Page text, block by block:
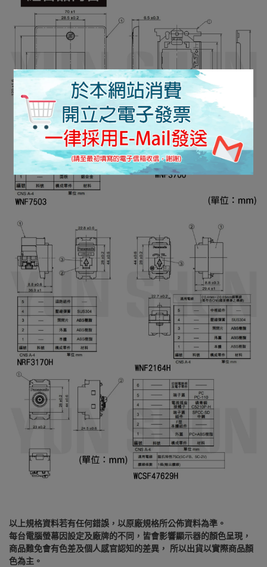
以上規格資料若有任何錯誤，以原廠規格所公佈資料為準。
每台電腦螢幕因設定及廠牌的不同，皆會影響顯示器的顏色呈現，
商品難免會有色差及個人感官認知的差異， 所以出貨以實際商品顏
色為主。